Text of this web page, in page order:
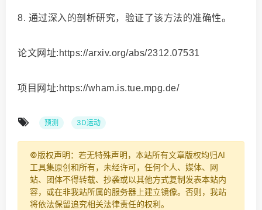
8. 通过深入的剖析研究，验证了该方法的准确性。
论文网址:https://arxiv.org/abs/2312.07531
项目网址:https://wham.is.tue.mpg.de/
预测 3D运动
©️版权声明：若无特殊声明，本站所有文章版权均归AI
工具集原创和所有，未经许可，任何个人、媒体、网
站、团体不得转载、抄袭或以其他方式复制发表本站内
容，或在非我站所属的服务器上建立镜像。否则，我站
将依法保留追究相关法律责任的权利。